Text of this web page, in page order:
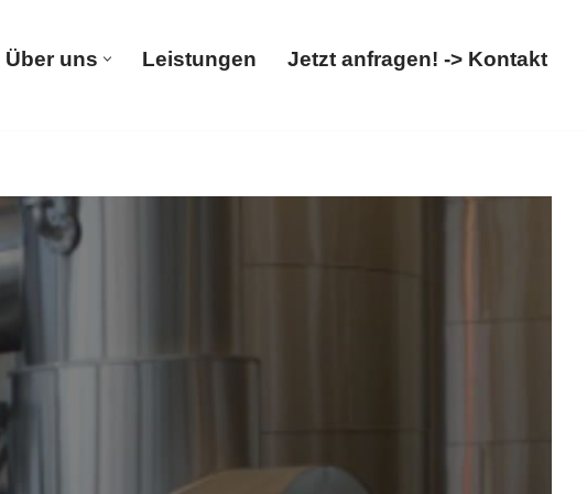
Über uns Leistungen Jetzt anfragen! -> Kontakt